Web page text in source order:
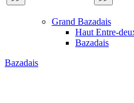
Grand Bazadais
Haut Entre-
Bazadais
Bazadais